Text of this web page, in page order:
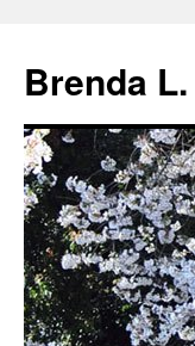
Brenda